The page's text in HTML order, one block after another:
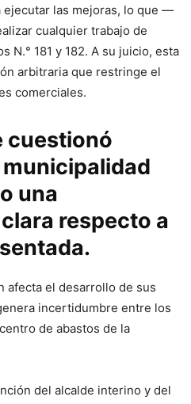
ejecutar las mejoras, lo que —
cualquier trabajo de
N.° 181 y 182. A su juicio, esta
arbitraria que restringe el
comerciales.
cuestionó
una
respecto a
afecta el desarrollo de sus
incertidumbre entre los
de abastos de la
del alcalde interino y del